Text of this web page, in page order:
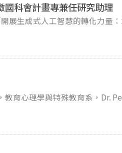
教學研究費敍薪參考表」博士
同。 【聯絡人/連絡方式】請寄email至
上個人履歷（CV）、研究所
國科會計畫專兼任研究助理
展生成式人工智慧的轉化力量
07/31/2027)，擬徵求對資訊、
教育心理學與特殊教育系，Dr.
獎學金價值12,700加幣(約當於30萬